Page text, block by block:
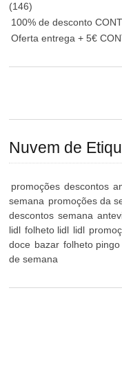
(146)
100% de desconto
Oferta entrega + 5€
Nuvem de
promoções descontos
semana promoções da
descontos semana
lidl folheto lidl lidl
doce bazar folheto
de semana